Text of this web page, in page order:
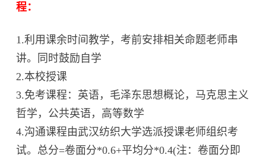
程：
1.利用课余时间教学，考前安排相关命题老师串
讲。同时鼓励自学
2.本校授课
3.免考课程：英语，毛泽东思想概论，马克思主义
哲学，公共英语，高等数学
4.沟通课程由武汉纺织大学选派授课老师组织考
试。总分=卷面分*0.6+平均分*0.4(注：卷面分即